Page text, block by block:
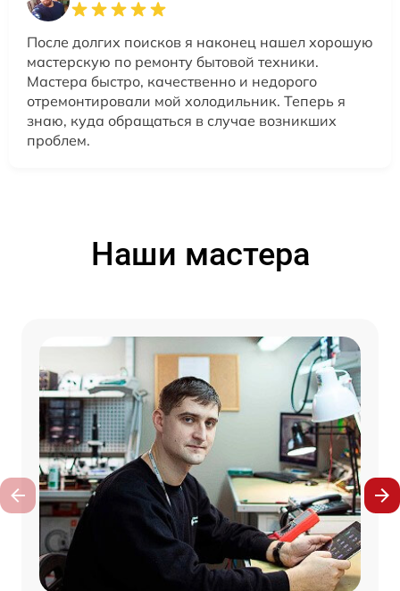
После долгих поисков я наконец нашел хорошую
мастерскую по ремонту бытовой техники.
Мастера быстро, качественно и недорого
отремонтировали мой холодильник. Теперь я
знаю, куда обращаться в случае возникших
проблем.
Наши мастера